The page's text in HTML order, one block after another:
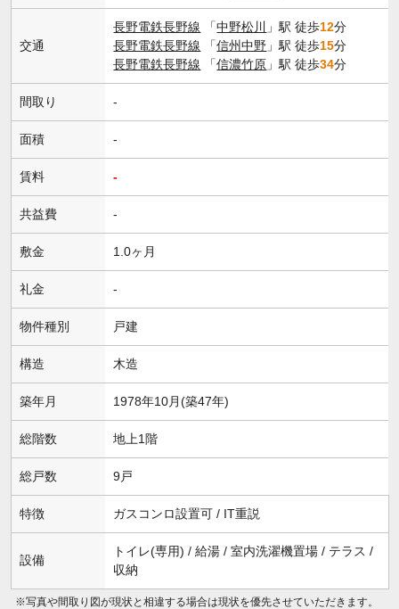
交通
長野電鉄長野線 「中野松川 」駅 徒歩12分
長野電鉄長野線 「信州中野 」駅 徒歩15分
長野電鉄長野線 「信濃竹原 」駅 徒歩34分
間取り -
面積 -
賃料 -
共益費 -
敷金 1.0ヶ月
礼金 -
物件種別 戸建
構造 木造
築年月 1978年10月(築47年)
総階数 地上1階
総戸数 9戸
特徴 ガスコンロ設置可 / IT重説
設備
トイレ(専用) / 給湯 / 室内洗濯機置場 / テラス /
収納
※写真や間取り図が現状と相違する場合は現状を優先させていただきます。